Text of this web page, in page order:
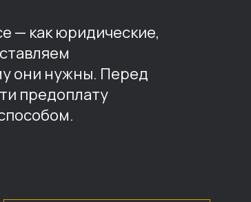
— как юридические,
они нужны. Перед
предоплату